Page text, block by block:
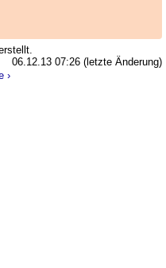
06.12.13 07:26 (letzte Änderung)
›